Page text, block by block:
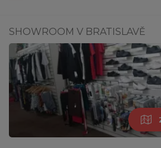
SHOWROOM V BRATISLAVĚ